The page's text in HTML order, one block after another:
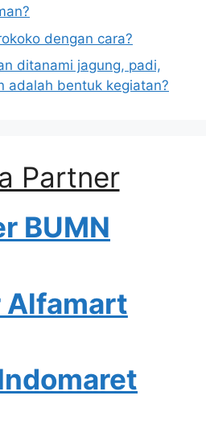
dengan cara?
ditanami jagung, padi,
adalah bentuk kegiatan?
Partner
BUMN
Alfamart